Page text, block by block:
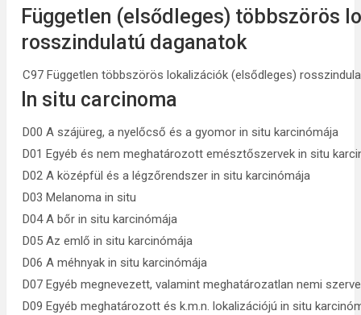
Független (elsődleges) többszörös
rosszindulatú daganatok
C97 Független többszörös lokalizációk (elsődleges)
In situ carcinoma
D00 A szájüreg, a nyelőcső és a gyomor in situ karcinómája
D01 Egyéb és nem meghatározott emésztőszervek in situ
D02 A középfül és a légzőrendszer in situ karcinómája
D03 Melanoma in situ
D04 A bőr in situ karcinómája
D05 Az emlő in situ karcinómája
D06 A méhnyak in situ karcinómája
D07 Egyéb megnevezett, valamint meghatározatlan nemi
D09 Egyéb meghatározott és k.m.n. lokalizációjú in situ